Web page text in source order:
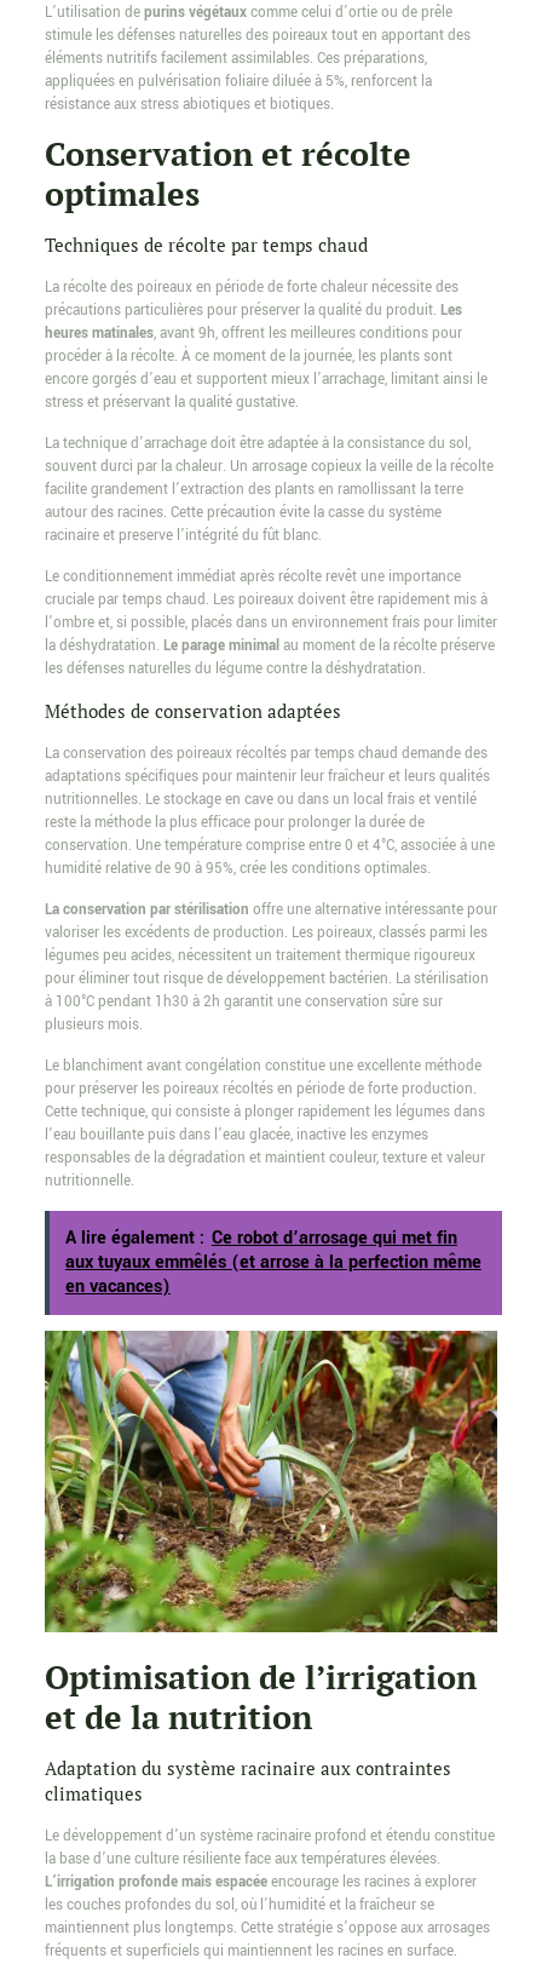
L’utilisation depurins végétauxcomme celui d’ortie ou de prêle
stimule les défenses naturelles des poireaux tout en apportant des
éléments nutritifs facilement assimilables. Ces préparations,
appliquées en pulvérisation foliaire diluée à 5%, renforcent la
résistance aux stress abiotiques et biotiques.
Conservation et récolte
optimales
Techniques de récolte par temps chaud
La récolte des poireaux en période de forte chaleur nécessite des
précautions particulières pour préserver la qualité du produit. Les
heures matinales, avant 9h, offrent les meilleures conditions pour
procéder à la récolte. À ce moment de la journée, les plants sont
encore gorgés d’eau et supportent mieux l’arrachage, limitant ainsi le
stress et préservant la qualité gustative.
La technique d’arrachage doit être adaptée à la consistance du sol,
souvent durci par la chaleur. Un arrosage copieux la veille de la récolte
facilite grandement l’extraction des plants en ramollissant la terre
autour des racines. Cette précaution évite la casse du système
racinaire et preserve l’intégrité du fût blanc.
Le conditionnement immédiat après récolte revêt une importance
cruciale par temps chaud. Les poireaux doivent être rapidement mis à
l’ombre et, si possible, placés dans un environnement frais pour limiter
la déshydratation. Le parage minimalau moment de la récolte préserve
les défenses naturelles du légume contre la déshydratation.
Méthodes de conservation adaptées
La conservation des poireaux récoltés par temps chaud demande des
adaptations spécifiques pour maintenir leur fraîcheur et leurs qualités
nutritionnelles. Le stockage en cave ou dans un local frais et ventilé
reste la méthode la plus efficace pour prolonger la durée de
conservation. Une température comprise entre 0 et 4°C, associée à une
humidité relative de 90 à 95%, crée les conditions optimales.
La conservation par stérilisation offre une alternative intéressante pour
valoriser les excédents de production. Les poireaux, classés parmi les
légumes peu acides, nécessitent un traitement thermique rigoureux
pour éliminer tout risque de développement bactérien. La stérilisation
à 100°C pendant 1h30 à 2h garantit une conservation sûre sur
plusieurs mois.
Le blanchiment avant congélation constitue une excellente méthode
pour préserver les poireaux récoltés en période de forte production.
Cette technique, qui consiste à plonger rapidement les légumes dans
l’eau bouillante puis dans l’eau glacée, inactive les enzymes
responsables de la dégradation et maintient couleur, texture et valeur
nutritionnelle.
A lire également : Ce robot d’arrosage qui met fin
aux tuyaux emmêlés (et arrose à la perfection même
en vacances)
Optimisation de l’irrigation
et de la nutrition
Adaptation du système racinaire aux contraintes
climatiques
Le développement d’un système racinaire profond et étendu constitue
la base d’une culture résiliente face aux températures élevées.
L’irrigation profonde mais espacéeencourage les racines à explorer
les couches profondes du sol, où l’humidité et la fraîcheur se
maintiennent plus longtemps. Cette stratégie s’oppose aux arrosages
fréquents et superficiels qui maintiennent les racines en surface.